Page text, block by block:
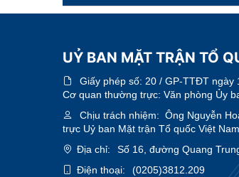
UỶ BAN MẶT TRẬN TỔ
Giấy phép số: 20 / GP-TTĐT ngày
Cơ quan thường trực: Văn phòng Ủy
Chịu trách nhiệm: Ông Nguyễn
trực Uỷ ban Mặt trận Tổ quốc Việt
Địa chỉ:
Số 16, đường Quang
Điện thoại:
(0205)3812.209